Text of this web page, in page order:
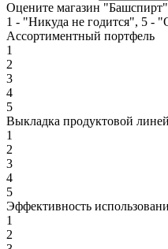
Оцените магазин
1 - "Никуда не годится", 5 -
Ассортиментный портфель
1
2
3
4
5
Выкладка продуктовой
1
2
3
4
5
Эффективность
1
2